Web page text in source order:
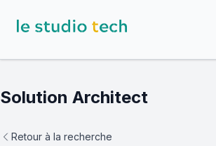
Solution Architect
Retour à la recherche